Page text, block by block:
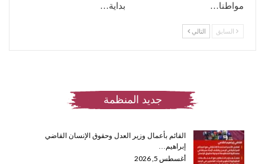
مواطنا…
بداية…
السابق التالي
جديد المنظمة
القائم بأعمال وزير العدل وحقوق الإنسان القاضي
إبراهيم…
أغسطس 5, 2026